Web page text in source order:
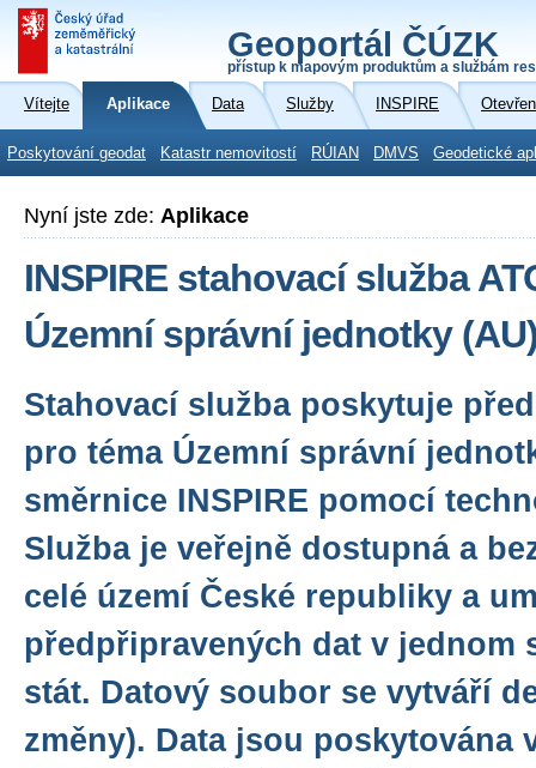
Geoportál ČÚZK
přístup k mapovým produktům a službám
Vítejte Aplikace Data Služby INSPIRE
Poskytování geodat Katastr nemovitostí RÚIAN DMVS Geodetické
Nyní jste zde: Aplikace
INSPIRE stahovací služba
Územní správní jednotky
Stahovací služba poskytuje
pro téma Územní správní
směrnice INSPIRE pomocí
Služba je veřejně dostupná a
celé území České republiky a
předpřipravených dat v jednom
stát. Datový soubor se vytváří
změny). Data jsou poskytována